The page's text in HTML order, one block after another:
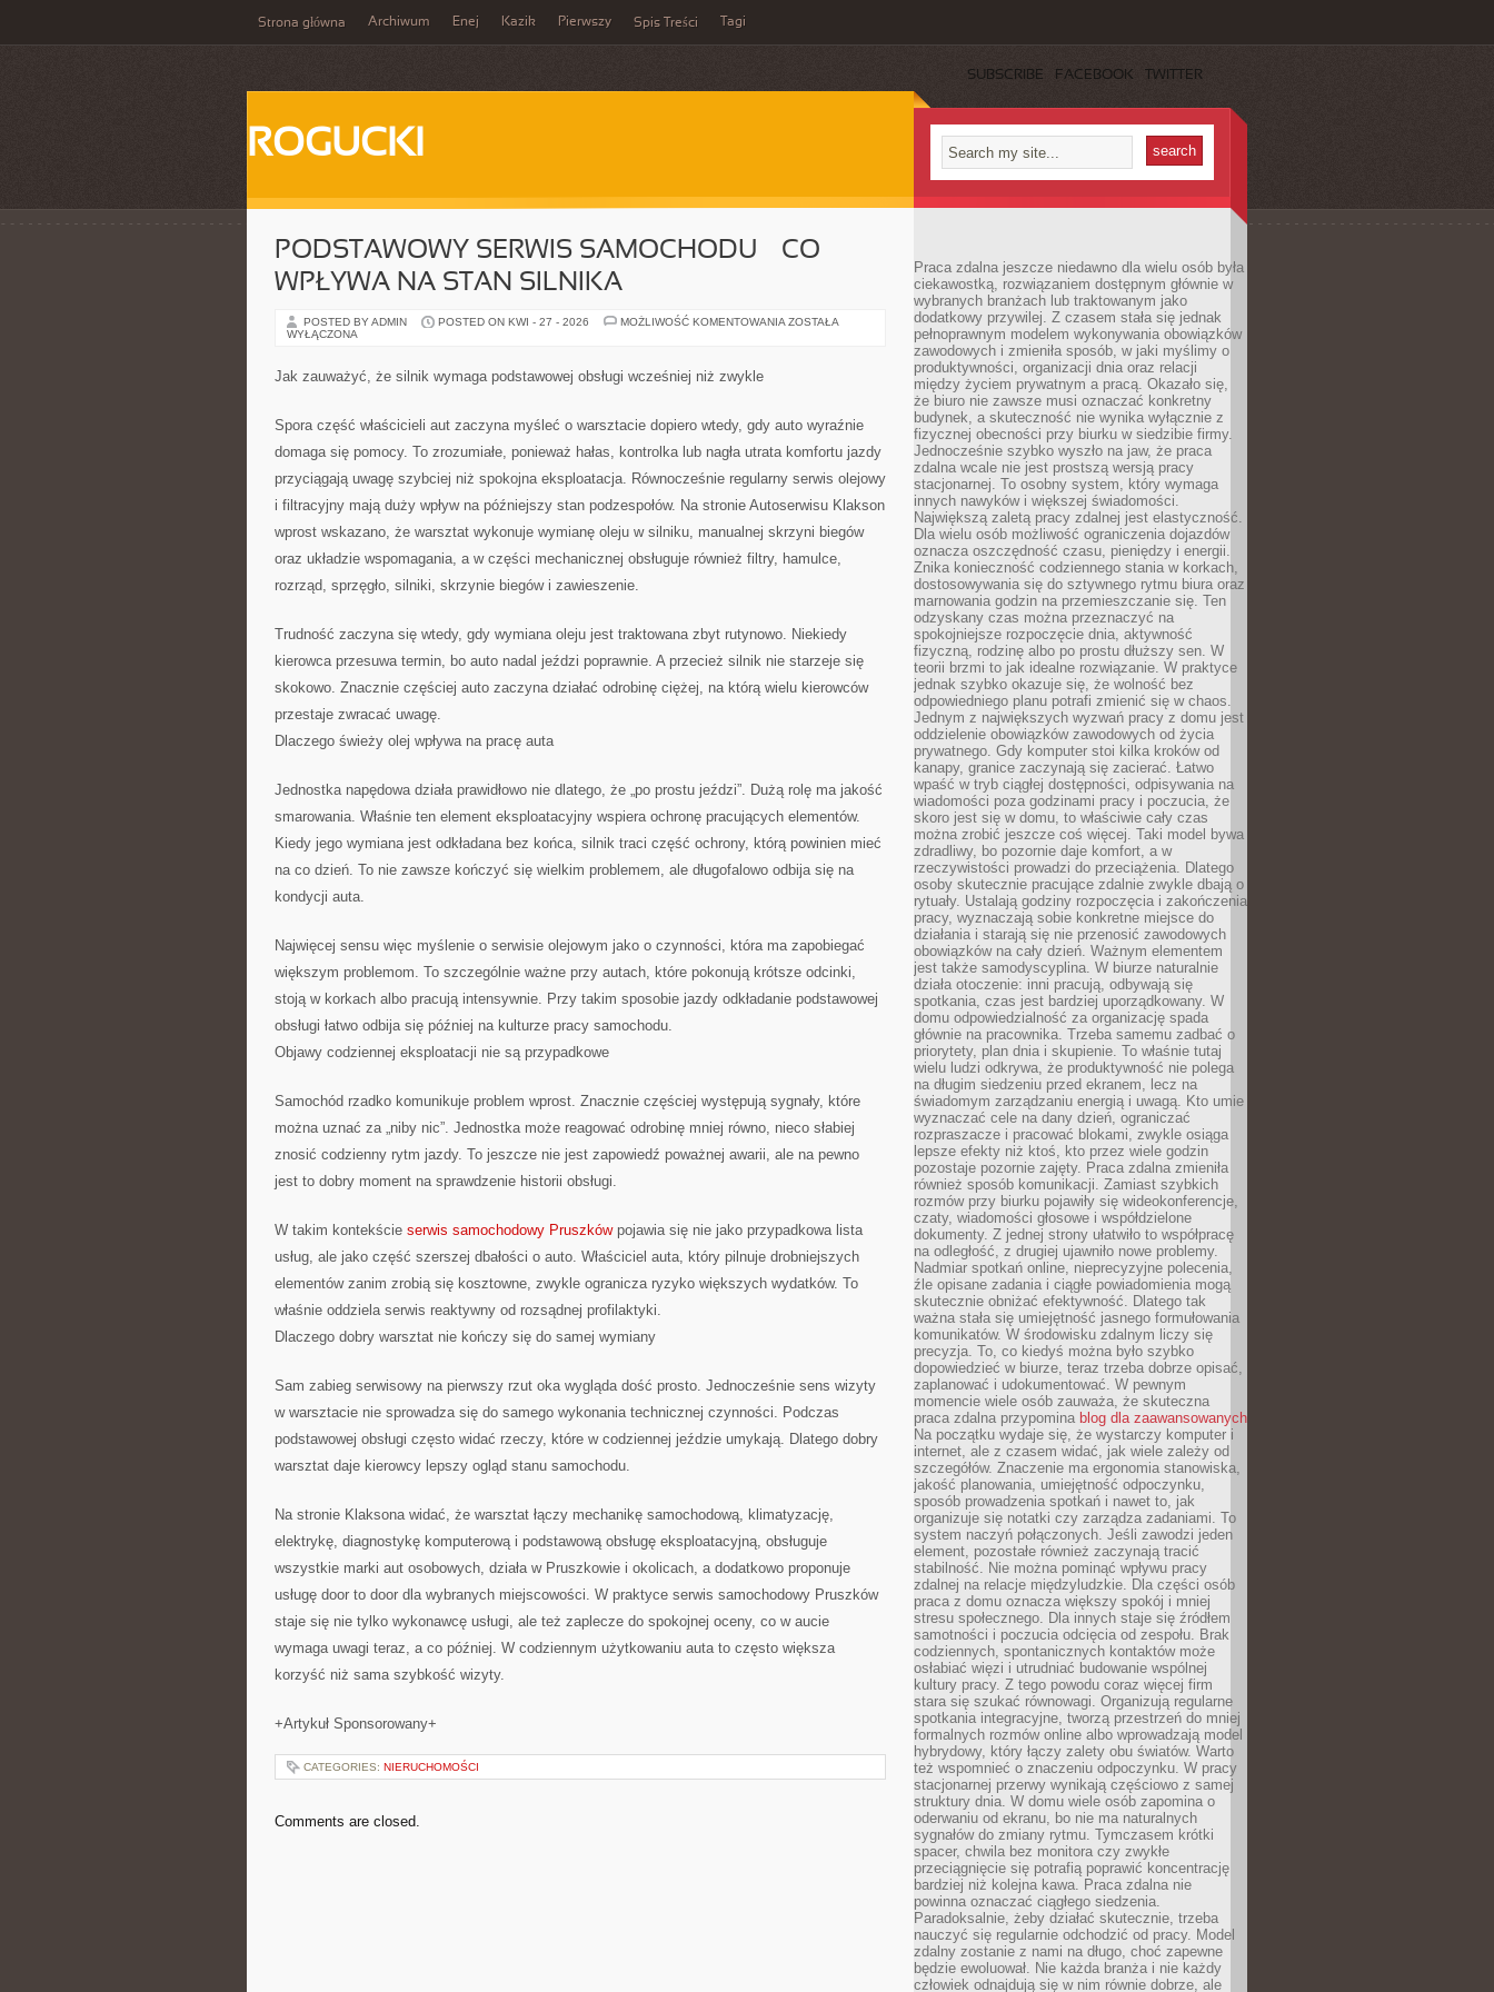
Strona główna Archiwum Enej Kazik Pierwszy Spis Treści Tagi
SUBSCRIBE FACEBOOK TWITTER
ROGUCKI
PODSTAWOWY SERWIS SAMOCHODU — CO
WPŁYWA NA STAN SILNIKA
POSTED BY ADMIN POSTED ON KWI - 27 - 2026 MOŻLIWOŚĆ KOMENTOWANIA PODSTAWOWY
SILNIKA
ZOSTAŁA
WYŁĄCZONA
Jak zauważyć, że silnik wymaga podstawowej obsługi wcześniej niż zwykle
Spora część właścicieli aut zaczyna myśleć o warsztacie dopiero wtedy, gdy auto wyraźnie
domaga się pomocy. To zrozumiałe, ponieważ hałas, kontrolka lub nagła utrata komfortu jazdy
przyciągają uwagę szybciej niż spokojna eksploatacja. Równocześnie regularny serwis olejowy
i filtracyjny mają duży wpływ na późniejszy stan podzespołów. Na stronie Autoserwisu Klakson
wprost wskazano, że warsztat wykonuje wymianę oleju w silniku, manualnej skrzyni biegów
oraz układzie wspomagania, a w części mechanicznej obsługuje również filtry, hamulce,
rozrząd, sprzęgło, silniki, skrzynie biegów i zawieszenie.
Trudność zaczyna się wtedy, gdy wymiana oleju jest traktowana zbyt rutynowo. Niekiedy
kierowca przesuwa termin, bo auto nadal jeździ poprawnie. A przecież silnik nie starzeje się
skokowo. Znacznie częściej auto zaczyna działać odrobinę ciężej, na którą wielu kierowców
przestaje zwracać uwagę.
Dlaczego świeży olej wpływa na pracę auta
Jednostka napędowa działa prawidłowo nie dlatego, że „po prostu jeździ”. Dużą rolę ma jakość
smarowania. Właśnie ten element eksploatacyjny wspiera ochronę pracujących elementów.
Kiedy jego wymiana jest odkładana bez końca, silnik traci część ochrony, którą powinien mieć
na co dzień. To nie zawsze kończyć się wielkim problemem, ale długofalowo odbija się na
kondycji auta.
Najwięcej sensu więc myślenie o serwisie olejowym jako o czynności, która ma zapobiegać
większym problemom. To szczególnie ważne przy autach, które pokonują krótsze odcinki,
stoją w korkach albo pracują intensywnie. Przy takim sposobie jazdy odkładanie podstawowej
obsługi łatwo odbija się później na kulturze pracy samochodu.
Objawy codziennej eksploatacji nie są przypadkowe
Samochód rzadko komunikuje problem wprost. Znacznie częściej występują sygnały, które
można uznać za „niby nic”. Jednostka może reagować odrobinę mniej równo, nieco słabiej
znosić codzienny rytm jazdy. To jeszcze nie jest zapowiedź poważnej awarii, ale na pewno
jest to dobry moment na sprawdzenie historii obsługi.
W takim kontekście serwis samochodowy Pruszkówpojawia się nie jako przypadkowa lista
usług, ale jako część szerszej dbałości o auto. Właściciel auta, który pilnuje drobniejszych
elementów zanim zrobią się kosztowne, zwykle ogranicza ryzyko większych wydatków. To
właśnie oddziela serwis reaktywny od rozsądnej profilaktyki.
Dlaczego dobry warsztat nie kończy się do samej wymiany
Sam zabieg serwisowy na pierwszy rzut oka wygląda dość prosto. Jednocześnie sens wizyty
w warsztacie nie sprowadza się do samego wykonania technicznej czynności. Podczas
podstawowej obsługi często widać rzeczy, które w codziennej jeździe umykają. Dlatego dobry
warsztat daje kierowcy lepszy ogląd stanu samochodu.
Na stronie Klaksona widać, że warsztat łączy mechanikę samochodową, klimatyzację,
elektrykę, diagnostykę komputerową i podstawową obsługę eksploatacyjną, obsługuje
wszystkie marki aut osobowych, działa w Pruszkowie i okolicach, a dodatkowo proponuje
usługę door to door dla wybranych miejscowości. W praktyce serwis samochodowy Pruszków
staje się nie tylko wykonawcę usługi, ale też zaplecze do spokojnej oceny, co w aucie
wymaga uwagi teraz, a co później. W codziennym użytkowaniu auta to często większa
korzyść niż sama szybkość wizyty.
+Artykuł Sponsorowany+
CATEGORIES: NIERUCHOMOŚCI
Comments are closed.
Praca zdalna jeszcze niedawno dla wielu osób była
ciekawostką, rozwiązaniem dostępnym głównie w
wybranych branżach lub traktowanym jako
dodatkowy przywilej. Z czasem stała się jednak
pełnoprawnym modelem wykonywania obowiązków
zawodowych i zmieniła sposób, w jaki myślimy o
produktywności, organizacji dnia oraz relacji
między życiem prywatnym a pracą. Okazało się,
że biuro nie zawsze musi oznaczać konkretny
budynek, a skuteczność nie wynika wyłącznie z
fizycznej obecności przy biurku w siedzibie firmy.
Jednocześnie szybko wyszło na jaw, że praca
zdalna wcale nie jest prostszą wersją pracy
stacjonarnej. To osobny system, który wymaga
innych nawyków i większej świadomości.
Największą zaletą pracy zdalnej jest elastyczność.
Dla wielu osób możliwość ograniczenia dojazdów
oznacza oszczędność czasu, pieniędzy i energii.
Znika konieczność codziennego stania w korkach,
dostosowywania się do sztywnego rytmu biura oraz
marnowania godzin na przemieszczanie się. Ten
odzyskany czas można przeznaczyć na
spokojniejsze rozpoczęcie dnia, aktywność
fizyczną, rodzinę albo po prostu dłuższy sen. W
teorii brzmi to jak idealne rozwiązanie. W praktyce
jednak szybko okazuje się, że wolność bez
odpowiedniego planu potrafi zmienić się w chaos.
Jednym z największych wyzwań pracy z domu jest
oddzielenie obowiązków zawodowych od życia
prywatnego. Gdy komputer stoi kilka kroków od
kanapy, granice zaczynają się zacierać. Łatwo
wpaść w tryb ciągłej dostępności, odpisywania na
wiadomości poza godzinami pracy i poczucia, że
skoro jest się w domu, to właściwie cały czas
można zrobić jeszcze coś więcej. Taki model bywa
zdradliwy, bo pozornie daje komfort, a w
rzeczywistości prowadzi do przeciążenia. Dlatego
osoby skutecznie pracujące zdalnie zwykle dbają o
rytuały. Ustalają godziny rozpoczęcia i zakończenia
pracy, wyznaczają sobie konkretne miejsce do
działania i starają się nie przenosić zawodowych
obowiązków na cały dzień. Ważnym elementem
jest także samodyscyplina. W biurze naturalnie
działa otoczenie: inni pracują, odbywają się
spotkania, czas jest bardziej uporządkowany. W
domu odpowiedzialność za organizację spada
głównie na pracownika. Trzeba samemu zadbać o
priorytety, plan dnia i skupienie. To właśnie tutaj
wielu ludzi odkrywa, że produktywność nie polega
na długim siedzeniu przed ekranem, lecz na
świadomym zarządzaniu energią i uwagą. Kto umie
wyznaczać cele na dany dzień, ograniczać
rozpraszacze i pracować blokami, zwykle osiąga
lepsze efekty niż ktoś, kto przez wiele godzin
pozostaje pozornie zajęty. Praca zdalna zmieniła
również sposób komunikacji. Zamiast szybkich
rozmów przy biurku pojawiły się wideokonferencje,
czaty, wiadomości głosowe i współdzielone
dokumenty. Z jednej strony ułatwiło to współpracę
na odległość, z drugiej ujawniło nowe problemy.
Nadmiar spotkań online, nieprecyzyjne polecenia,
źle opisane zadania i ciągłe powiadomienia mogą
skutecznie obniżać efektywność. Dlatego tak
ważna stała się umiejętność jasnego formułowania
komunikatów. W środowisku zdalnym liczy się
precyzja. To, co kiedyś można było szybko
dopowiedzieć w biurze, teraz trzeba dobrze opisać,
zaplanować i udokumentować. W pewnym
momencie wiele osób zauważa, że skuteczna
praca zdalna przypomina blog dla zaawansowanych
Na początku wydaje się, że wystarczy komputer i
internet, ale z czasem widać, jak wiele zależy od
szczegółów. Znaczenie ma ergonomia stanowiska,
jakość planowania, umiejętność odpoczynku,
sposób prowadzenia spotkań i nawet to, jak
organizuje się notatki czy zarządza zadaniami. To
system naczyń połączonych. Jeśli zawodzi jeden
element, pozostałe również zaczynają tracić
stabilność. Nie można pominąć wpływu pracy
zdalnej na relacje międzyludzkie. Dla części osób
praca z domu oznacza większy spokój i mniej
stresu społecznego. Dla innych staje się źródłem
samotności i poczucia odcięcia od zespołu. Brak
codziennych, spontanicznych kontaktów może
osłabiać więzi i utrudniać budowanie wspólnej
kultury pracy. Z tego powodu coraz więcej firm
stara się szukać równowagi. Organizują regularne
spotkania integracyjne, tworzą przestrzeń do mniej
formalnych rozmów online albo wprowadzają model
hybrydowy, który łączy zalety obu światów. Warto
też wspomnieć o znaczeniu odpoczynku. W pracy
stacjonarnej przerwy wynikają częściowo z samej
struktury dnia. W domu wiele osób zapomina o
oderwaniu od ekranu, bo nie ma naturalnych
sygnałów do zmiany rytmu. Tymczasem krótki
spacer, chwila bez monitora czy zwykłe
przeciągnięcie się potrafią poprawić koncentrację
bardziej niż kolejna kawa. Praca zdalna nie
powinna oznaczać ciągłego siedzenia.
Paradoksalnie, żeby działać skutecznie, trzeba
nauczyć się regularnie odchodzić od pracy. Model
zdalny zostanie z nami na długo, choć zapewne
będzie ewoluował. Nie każda branża i nie każdy
człowiek odnajdują się w nim równie dobrze, ale